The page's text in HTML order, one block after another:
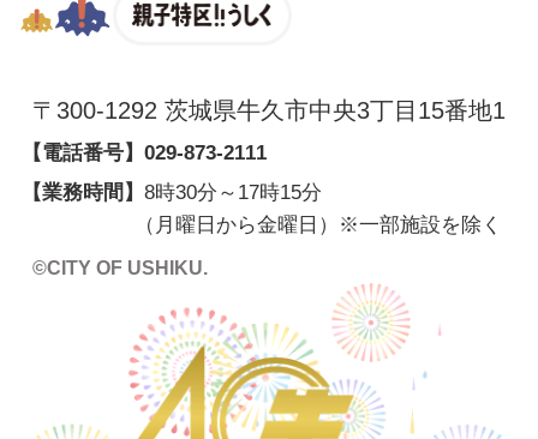
〒300-1292 茨城県牛久市中央3丁目15番地1
【電話番号】 029-873-2111
【業務時間】 8時30分～17時15分
（月曜日から金曜日）※一部施設を除く
©CITY OF USHIKU.